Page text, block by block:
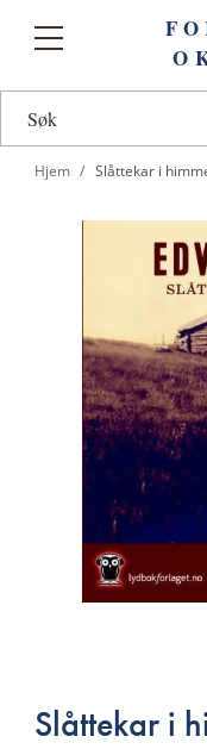
Toggle
Hjem Slåttekar i
boken
Slåttekar i